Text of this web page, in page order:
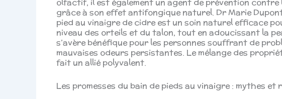
olfactif, il est également un agent de prévention contre
grâce à son effet antifongique naturel. Dr Marie
pied au vinaigre de cidre est un soin naturel efficace
niveau des orteils et du talon, tout en adoucissant la
s’avère bénéfique pour les personnes souffrant de
mauvaises odeurs persistantes. Le mélange des
fait un allié polyvalent.
Les promesses du bain de pieds au vinaigre : mythes et